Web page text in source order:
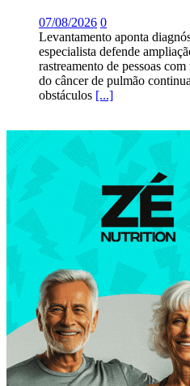
07/08/2026 0
Levantamento aponta
especialista defende
rastreamento de pessoas
do câncer de pulmão
obstáculos [...]